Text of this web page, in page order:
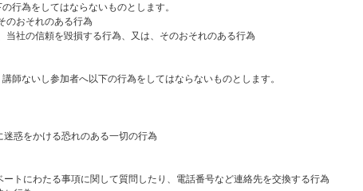
行為をしてはならないものとします。
のおそれのある行為
社の信頼を毀損する行為、又は、そのおそれのある行為
師ないし参加者へ以下の行為をしてはならないものとします。
惑をかける恐れのある一切の行為
にわたる事項に関して質問したり、電話番号など連絡先を交換する行為